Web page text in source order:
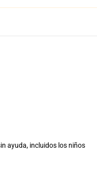
ayuda, incluidos los niños